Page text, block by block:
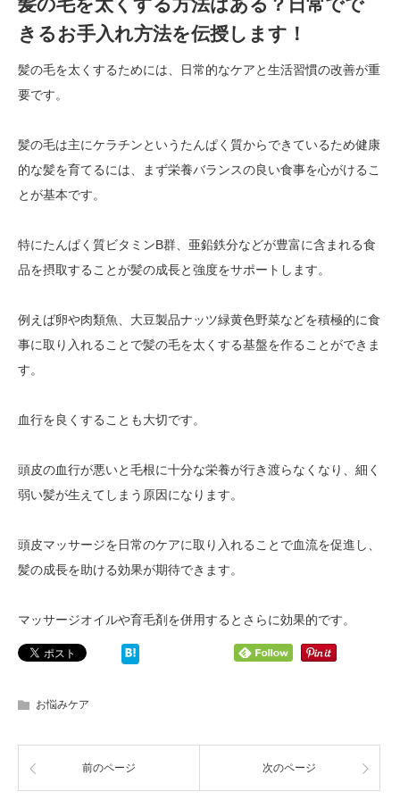
髪の毛を太くする方法はある？日常でで
きるお手入れ方法を伝授します！
髪の毛を太くするためには、日常的なケアと生活習慣の改善が重
要です。
髪の毛は主にケラチンというたんぱく質からできているため健康
的な髪を育てるには、まず栄養バランスの良い食事を心がけるこ
とが基本です。
特にたんぱく質ビタミンB群、亜鉛鉄分などが豊富に含まれる食
品を摂取することが髪の成長と強度をサポートします。
例えば卵や肉類魚、大豆製品ナッツ緑黄色野菜などを積極的に食
事に取り入れることで髪の毛を太くする基盤を作ることができま
す。
血行を良くすることも大切です。
頭皮の血行が悪いと毛根に十分な栄養が行き渡らなくなり、細く
弱い髪が生えてしまう原因になります。
頭皮マッサージを日常のケアに取り入れることで血流を促進し、
髪の成長を助ける効果が期待できます。
マッサージオイルや育毛剤を併用するとさらに効果的です。
お悩みケア
前のページ 次のページ